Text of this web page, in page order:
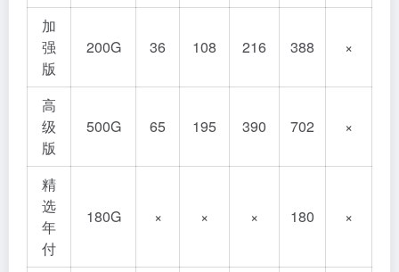
加
强
版
200G 36 108 216 388 ×
高
级
版
500G 65 195 390 702 ×
精
选
年
付
180G × × × 180 ×